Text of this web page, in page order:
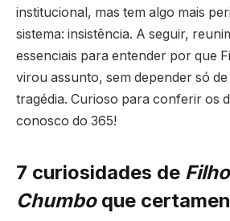
institucional, mas tem algo mais
sistema: insistência. A seguir,
essenciais para entender por que
virou assunto, sem depender só
tragédia. Curioso para conferir os
conosco do 365!
7 curiosidades de
Chumbo que